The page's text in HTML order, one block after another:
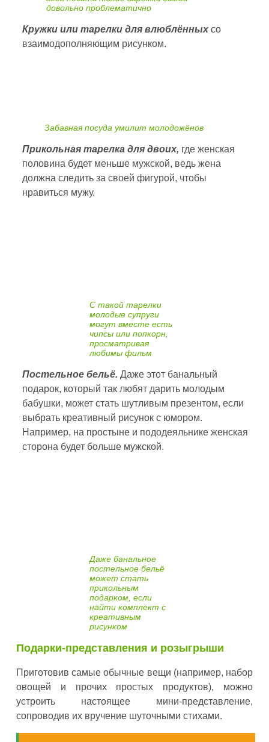
довольно проблематично
Кружки или тарелки для влюблённых со
взаимодополняющим рисунком.
Забавная посуда умилит молодожёнов
Прикольная тарелка для двоих, где женская
половина будет меньше мужской, ведь жена
должна следить за своей фигурой, чтобы
нравиться мужу.
С такой тарелки
молодые супруги
могут вместе есть
чипсы или попкорн,
просматривая
любимы фильм
Постельное бельё. Даже этот банальный
подарок, который так любят дарить молодым
бабушки, может стать шутливым презентом, если
выбрать креативный рисунок с юмором.
Например, на простыне и пододеяльнике женская
сторона будет больше мужской.
Даже банальное
постельное бельё
может стать
прикольным
подарком, если
найти комплект с
креативным
рисунком
Подарки-представления и розыгрыши
Приготовив самые обычные вещи (например, набор
овощей и прочих простых продуктов), можно
устроить настоящее мини-представление,
сопроводив их вручение шуточными стихами.